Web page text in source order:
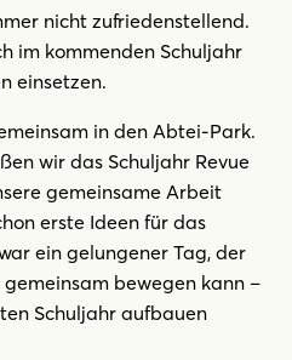
nicht zufriedenstellend.
im kommenden Schuljahr
einsetzen.
in den Abtei-Park.
wir das Schuljahr Revue
gemeinsame Arbeit
erste Ideen für das
ein gelungener Tag, der
bewegen kann –
Schuljahr aufbauen